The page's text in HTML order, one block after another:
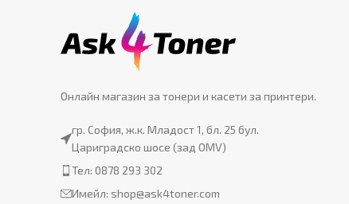
Онлайн магазин за тонери и касети за принтери.
гр. София, ж.к. Младост 1, бл. 25 бул.
Цариградско шосе (зад OMV)
Тел: 0878 293 302
Имейл: shop@ask4toner.com